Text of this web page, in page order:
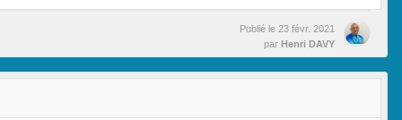
Publié le 23 févr. 2021
par Henri DAVY